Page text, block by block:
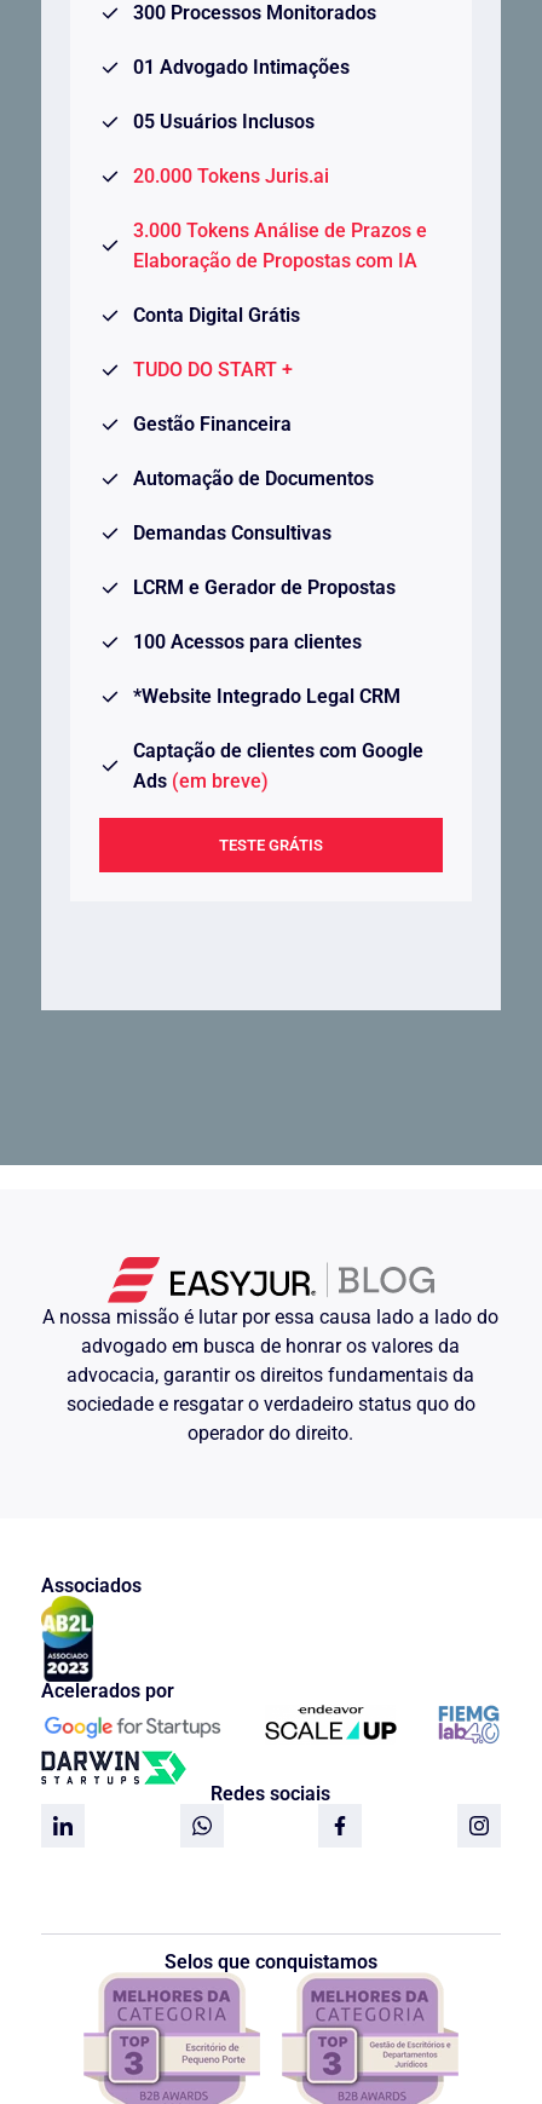
300 Processos Monitorados
01 Advogado Intimações
05 Usuários Inclusos
20.000 Tokens Juris.ai
3.000 Tokens Análise de Prazos e
Elaboração de Propostas com IA
Conta Digital Grátis
TUDO DO START +
Gestão Financeira
Automação de Documentos
Demandas Consultivas
LCRM e Gerador de Propostas
100 Acessos para clientes
*Website Integrado Legal CRM
Captação de clientes com Google
Ads (em breve)
TESTE GRÁTIS
A nossa missão é lutar por essa causa lado a lado do
advogado em busca de honrar os valores da
advocacia, garantir os direitos fundamentais da
sociedade e resgatar o verdadeiro status quo do
operador do direito.
Associados
Acelerados por
Redes sociais
Selos que conquistamos